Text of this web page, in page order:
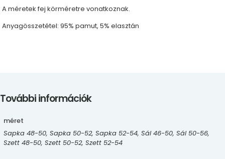
A méretek fej körméretre vonatkoznak.
Anyagösszetétel: 95% pamut, 5% elasztán
További információk
méret
Sapka 48-50, Sapka 50-52, Sapka 52-54, Sál 46-50, Sál 50-56,
Szett 48-50, Szett 50-52, Szett 52-54